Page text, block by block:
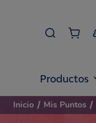
Productos
Inicio / Mis Puntos /